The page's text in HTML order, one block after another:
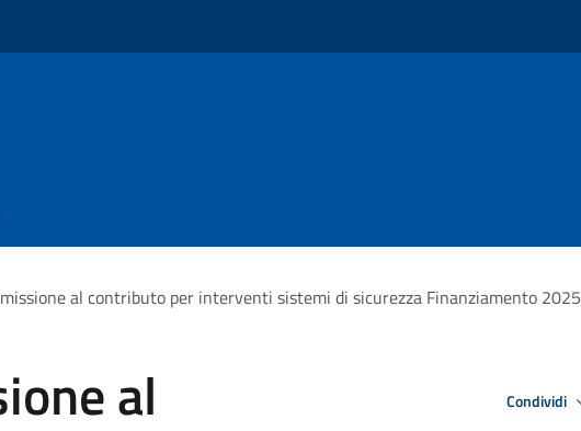
al contributo per interventi sistemi di sicurezza Finanziamento 2025
al Condividi